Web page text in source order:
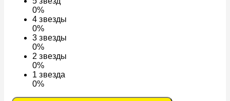
0%
4звезды
0%
3звезды
0%
2звезды
0%
1звезда
0%